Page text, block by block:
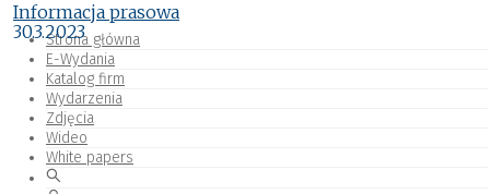
Strona główna
E-Wydania
Katalog firm
Wydarzenia
Zdjęcia
Wideo
White papers
Informacja prasowa
30.3.2023